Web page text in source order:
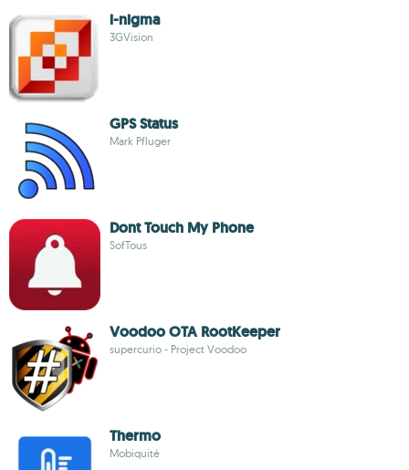
i-nigma
3GVision
GPS Status
Mark Pfluger
Dont Touch My Phone
SofTous
Voodoo OTA RootKeeper
supercurio - Project Voodoo
Thermo
Mobiquité